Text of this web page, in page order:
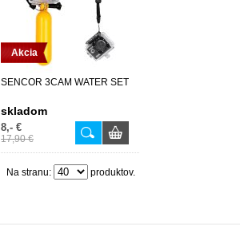
Akcia
SENCOR 3CAM WATER SET
skladom
8,- €
17,90 €
Na stranu: produktov.